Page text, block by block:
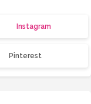
Instagram
Pinterest